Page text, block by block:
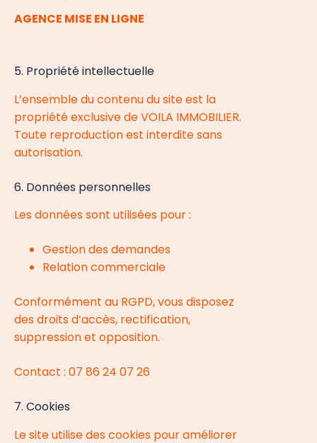
AGENCE MISE EN LIGNE
5. Propriété intellectuelle
L’ensemble du contenu du site est la
propriété exclusive de VOILA IMMOBILIER.
Toute reproduction est interdite sans
autorisation.
6. Données personnelles
Les données sont utilisées pour :
Gestion des demandes
Relation commerciale
Conformément au RGPD, vous disposez
des droits d’accès, rectification,
suppression et opposition.
Contact : 07 86 24 07 26
7. Cookies
Le site utilise des cookies pour améliorer